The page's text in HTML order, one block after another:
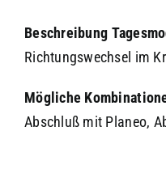
Beschreibung
Richtungswechsel im
Mögliche
Abschluß mit Planeo,